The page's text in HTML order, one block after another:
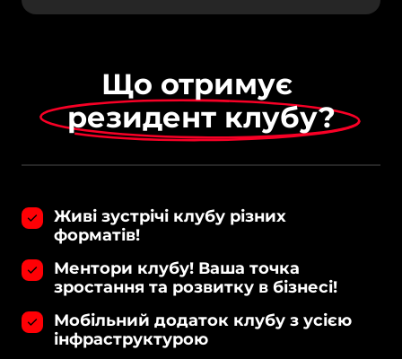
Що отримує
резидент клубу?
Живі зустрічі клубу різних
форматів!
Ментори клубу! Ваша точка
зростання та розвитку в бізнесі!
Мобільний додаток клубу з усією
інфраструктурою